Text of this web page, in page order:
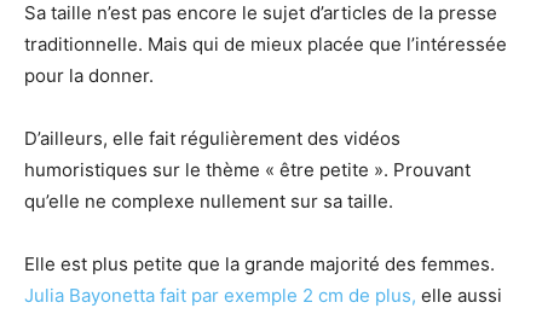
Sa taille n’est pas encore le sujet d’articles de la presse
traditionnelle. Mais qui de mieux placée que l’intéressée
pour la donner.
D’ailleurs, elle fait régulièrement des vidéos
humoristiques sur le thème « être petite ». Prouvant
qu’elle ne complexe nullement sur sa taille.
Elle est plus petite que la grande majorité des femmes.
Julia Bayonetta fait par exemple 2 cm de plus, elle aussi